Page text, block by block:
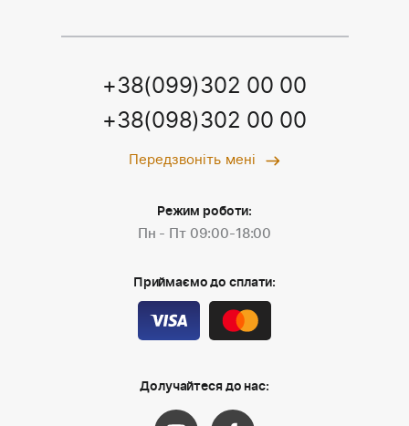
+38(099)302 00 00
+38(098)302 00 00
Передзвоніть мені
Режим роботи:
Пн - Пт 09:00-18:00
Приймаємо до сплати:
Долучайтеся до нас: